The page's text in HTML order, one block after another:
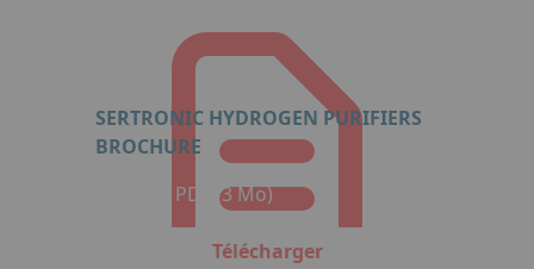
SERTRONIC HYDROGEN PURIFIERS
BROCHURE
Format : PDF (3 Mo)
Télécharger